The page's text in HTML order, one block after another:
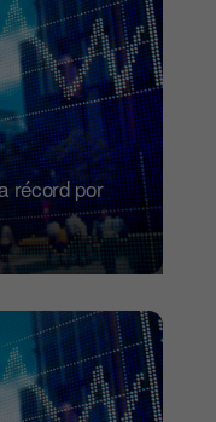
récord por